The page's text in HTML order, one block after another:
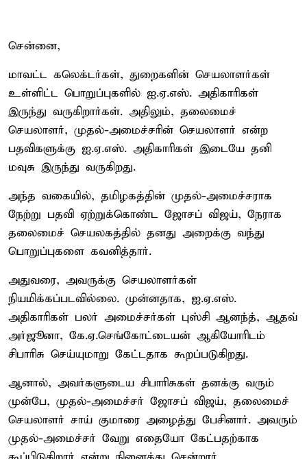
சென்னை,
மாவட்ட கலெக்டர்கள், துறைகளின் செயலாளர்கள்
உள்ளிட்ட பொறுப்புகளில் ஐ.ஏ.எஸ். அதிகாரிகள்
இருந்து வருகிறார்கள். அதிலும், தலைமைச்
செயலாளர், முதல்-அமைச்சரின் செயலாளர் என்ற
பதவிகளுக்கு ஐ.ஏ.எஸ். அதிகாரிகள் இடையே தனி
மவுசு இருந்து வருகிறது.
அந்த வகையில், தமிழகத்தின் முதல்-அமைச்சராக
நேற்று பதவி ஏற்றுக்கொண்ட ஜோசப் விஜய், நேராக
தலைமைச் செயலகத்தில் தனது அறைக்கு வந்து
பொறுப்புகளை கவனித்தார்.
அதுவரை, அவருக்கு செயலாளர்கள்
நியமிக்கப்படவில்லை. முன்னதாக, ஐ.ஏ.எஸ்.
அதிகாரிகள் பலர் அமைச்சர்கள் புஸ்சி ஆனந்த், ஆதவ்
அர்ஜூனா, கே.ஏ.செங்கோட்டையன் ஆகியோரிடம்
சிபாரிசு செய்யுமாறு கேட்டதாக கூறப்படுகிறது.
ஆனால், அவர்களுடைய சிபாரிசுகள் தனக்கு வரும்
முன்பே, முதல்-அமைச்சர் ஜோசப் விஜய், தலைமைச்
செயலாளர் சாய் குமாரை அழைத்து பேசினார். அவரும்
முதல்-அமைச்சர் வேறு எதையோ கேட்பதற்காக